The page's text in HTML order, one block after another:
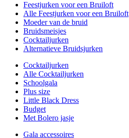
Feestjurken voor een Bruiloft
Alle Feestjurken voor een Bruiloft
Moeder van de bruid
Bruidsmeisjes
Cocktailjurken
Alternatieve Bruidsjurken
Cocktailjurken
Alle Cocktailjurken
Schoolgala
Plus size
Little Black Dress
Budget
Met Bolero jasje
Gala accessoires